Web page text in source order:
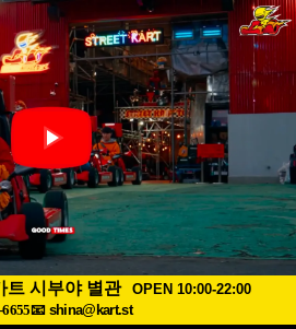
트 시부야 별관
OPEN 10:00-22:00
📧 shina@kart.st